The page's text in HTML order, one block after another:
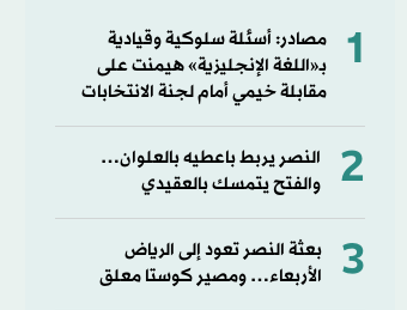
1
مصادر: أسئلة سلوكية وقيادية
بـ«اللغة الإنجليزية» هيمنت على
مقابلة خيمي أمام لجنة الانتخابات
2
النصر يربط باعطيه بالعلوان…
والفتح يتمسك بالعقيدي
3
بعثة النصر تعود إلى الرياض
الأربعاء… ومصير كوستا معلق